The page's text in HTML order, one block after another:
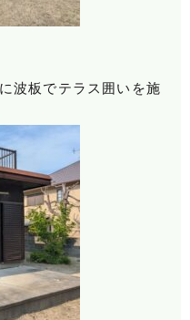
波板でテラス囲いを施